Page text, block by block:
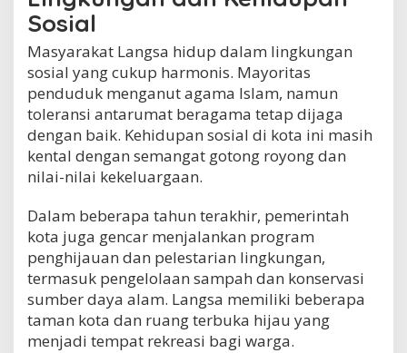
Sosial
Masyarakat Langsa hidup dalam lingkungan
sosial yang cukup harmonis. Mayoritas
penduduk menganut agama Islam, namun
toleransi antarumat beragama tetap dijaga
dengan baik. Kehidupan sosial di kota ini masih
kental dengan semangat gotong royong dan
nilai-nilai kekeluargaan.
Dalam beberapa tahun terakhir, pemerintah
kota juga gencar menjalankan program
penghijauan dan pelestarian lingkungan,
termasuk pengelolaan sampah dan konservasi
sumber daya alam. Langsa memiliki beberapa
taman kota dan ruang terbuka hijau yang
menjadi tempat rekreasi bagi warga.